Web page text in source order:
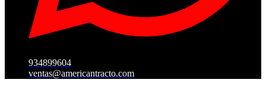
934899604
ventas@americantracto.com